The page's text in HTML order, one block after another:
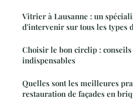
Vitrier à Lausanne : un
d'intervenir sur tous les types
Choisir le bon circlip : conseils
indispensables
Quelles sont les meilleures
restauration de façades en